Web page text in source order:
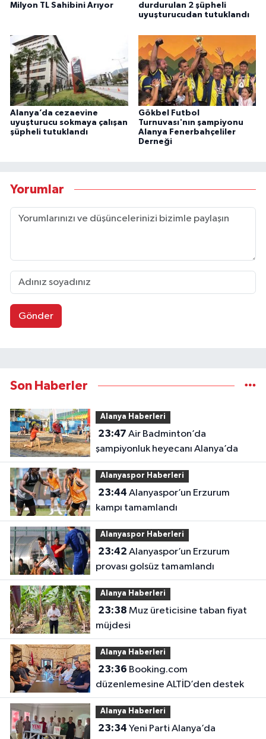
Milyon TL Sahibini Arıyor
durdurulan 2 şüpheli
uyuşturucudan tutuklandı
Alanya’da cezaevine
uyuşturucu sokmaya çalışan
şüpheli tutuklandı
Gökbel Futbol
Turnuvası'nın şampiyonu
Alanya Fenerbahçeliler
Derneği
Yorumlar
Gönder
Son Haberler
Alanya Haberleri
23:47
şampiyonluk heyecanı Alanya’da
Alanyaspor Haberleri
23:44
kampı tamamlandı
Alanyaspor Haberleri
23:42
provası golsüz tamamlandı
Alanya Haberleri
23:38
müjdesi
Alanya Haberleri
23:36
düzenlemesine ALTİD’den destek
Alanya Haberleri
23:34